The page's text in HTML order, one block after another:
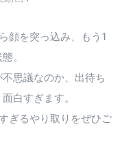
顔を突っ込み、もう1
。
思議なのか、出待ち
白すぎます。
ぎるやり取りをぜひご